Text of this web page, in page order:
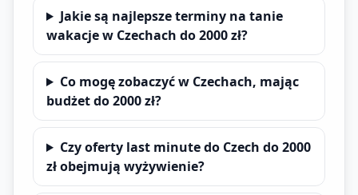
Jakie są najlepsze terminy na tanie
wakacje w Czechach do 2000 zł?
Co mogę zobaczyć w Czechach, mając
budżet do 2000 zł?
Czy oferty last minute do Czech do 2000
zł obejmują wyżywienie?